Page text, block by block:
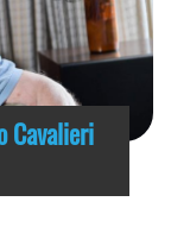
Cavalieri